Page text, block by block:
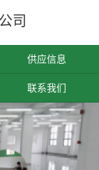
司
供应信息
联系我们